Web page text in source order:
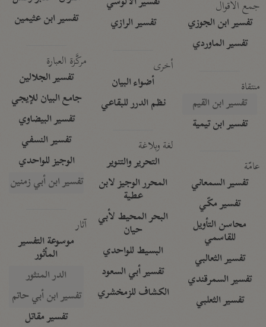
جمع الأقوال
تفسير ابن الجوزي
تفسير الماوردي
منتقاة
تفسير ابن القيم
تفسير ابن تيمية
عامّة
تفسير السمعاني
تفسير مكّي
محاسن التأويل
للقاسمي
تفسير الثعالبي
تفسير السمرقندي
تفسير الثعلبي
تفسير الرازي
أخرى
أضواء البيان
نظم الدرر للبقاعي
لغة وبلاغة
التحرير والتنوير
المحرر الوجيز لابن
عطية
البحر المحيط لأبي
حيان
البسيط للواحدي
تفسير أبي السعود
الكشاف للزمخشري
تفسير ابن عثيمين
مركَّزة العبارة
تفسير الجلالين
جامع البيان للإيجي
تفسير البيضاوي
تفسير النسفي
الوجيز للواحدي
تفسير ابن أبي زمنين
آثار
موسوعة التفسير
المأثور
الدر المنثور
تفسير ابن أبي حاتم
تفسير مقاتل